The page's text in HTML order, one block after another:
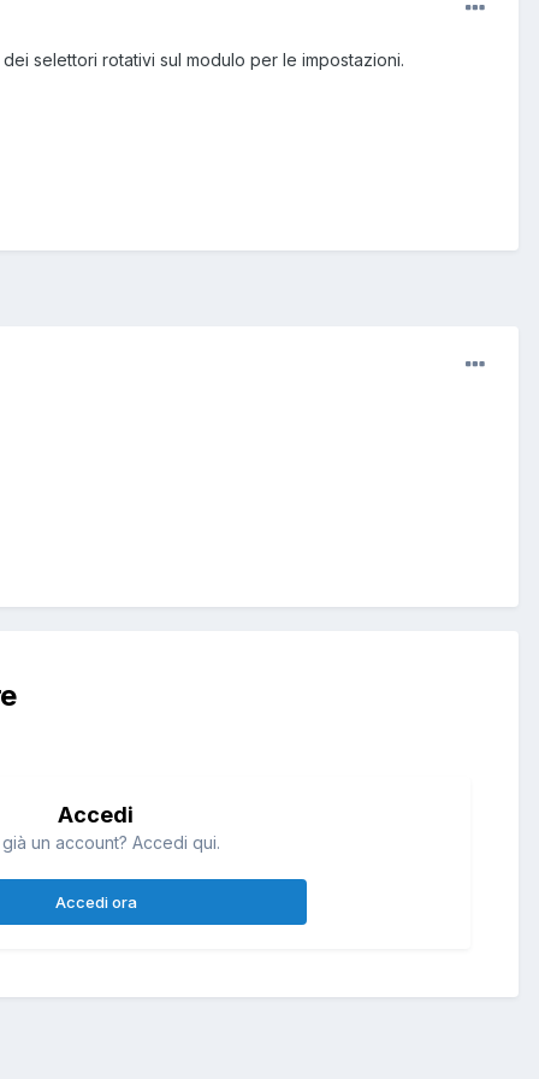
selettori rotativi sul modulo per le impostazioni.
Accedi
un account? Accedi qui.
Accedi ora